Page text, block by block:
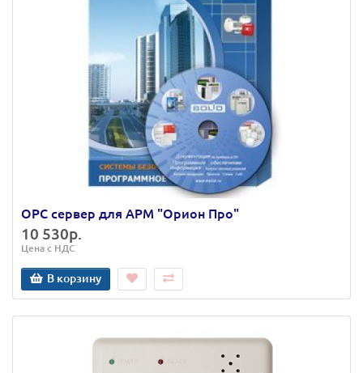
OPC сервер для АРМ "Орион Про"
10 530р.
Цена с НДС
В корзину